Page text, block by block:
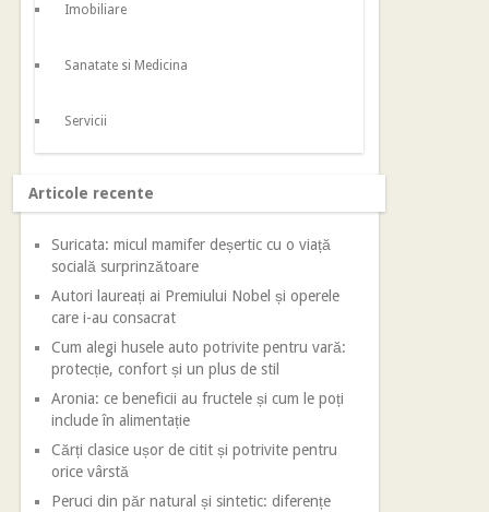
Imobiliare
Sanatate si Medicina
Servicii
Articole recente
Suricata: micul mamifer deșertic cu o viață
socială surprinzătoare
Autori laureați ai Premiului Nobel și operele
care i-au consacrat
Cum alegi husele auto potrivite pentru vară:
protecție, confort și un plus de stil
Aronia: ce beneficii au fructele și cum le poți
include în alimentație
Cărți clasice ușor de citit și potrivite pentru
orice vârstă
Peruci din păr natural și sintetic: diferențe